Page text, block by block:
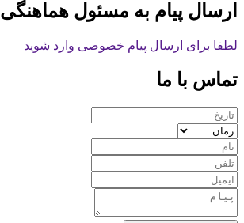
ارسال پیام به مسئول هماهنگی
لطفا برای ارسال پیام خصوصی وارد شوید
تماس با ما